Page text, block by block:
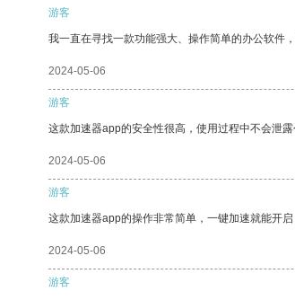
游客
我一直在寻找一款功能强大、操作简单的办公软件
2024-05-06
游客
这款加速器app的安全性很高，使用过程中不会泄
2024-05-06
游客
这款加速器app的操作非常简单，一键加速就能开启
2024-05-06
游客